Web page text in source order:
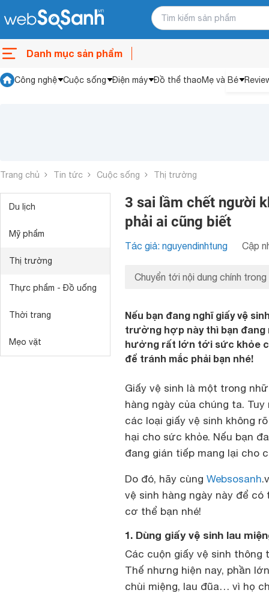
Danh mục sản phẩm
Công nghệ Cuộc sống Điện máy Đồ thể thaoMẹ và Bé
Trang chủ Tin tức Cuộc sống Thị trường
Du lịch
Mỹ phẩm
Thị trường
Thực phẩm - Đồ uống
Thời trang
Mẹo vặt
3 sai lầm chết người
phải ai cũng biết
Tác giả: nguyendinhtung Cập
Chuyển tới nội dung chính trong
Nếu bạn đang nghĩ giấy vệ
trường hợp này thì bạn đang
hưởng rất lớn tới sức khỏe
để tránh mắc phải bạn nhé!
Giấy vệ sinh là một trong
hàng ngày của chúng ta.
các loại giấy vệ sinh không
hại cho sức khỏe. Nếu bạn
đang gián tiếp mang lại cho
Do đó, hãy cùng Websosanh
vệ sinh hàng ngày này để
cơ thể bạn nhé!
1. Dùng giấy vệ sinh lau
Các cuộn giấy vệ sinh
Thế nhưng hiện nay, phần
chùi miệng, lau đũa… vì họ